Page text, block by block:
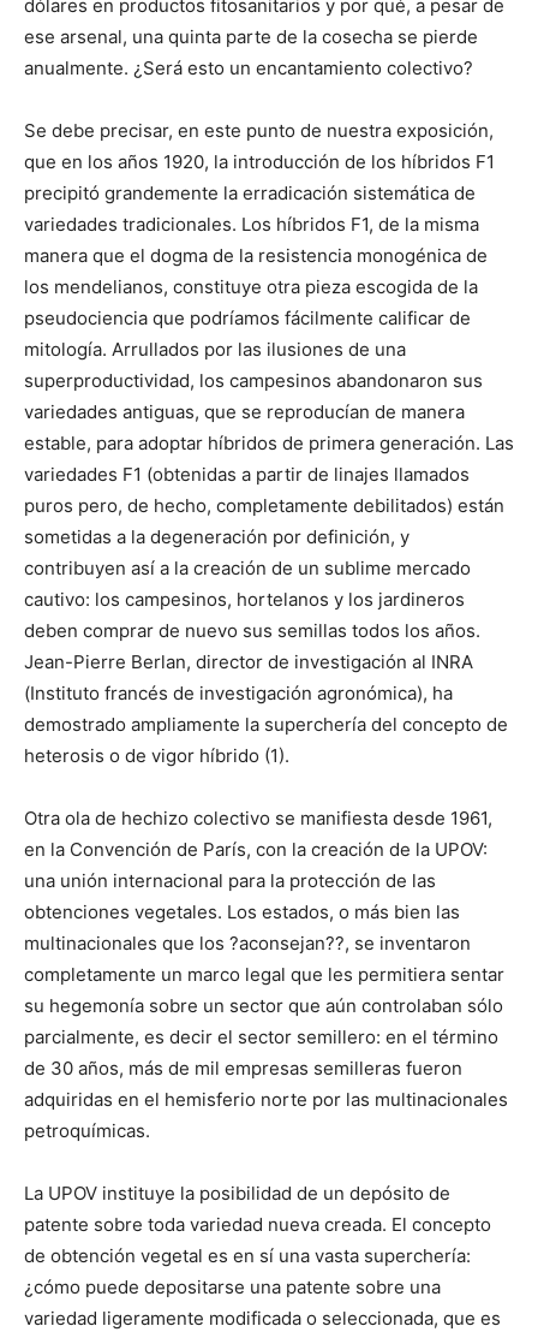
dólares en productos fitosanitarios y por qué, a pesar de
ese arsenal, una quinta parte de la cosecha se pierde
anualmente. ¿Será esto un encantamiento colectivo?
Se debe precisar, en este punto de nuestra exposición,
que en los años 1920, la introducción de los híbridos F1
precipitó grandemente la erradicación sistemática de
variedades tradicionales. Los híbridos F1, de la misma
manera que el dogma de la resistencia monogénica de
los mendelianos, constituye otra pieza escogida de la
pseudociencia que podríamos fácilmente calificar de
mitología. Arrullados por las ilusiones de una
superproductividad, los campesinos abandonaron sus
variedades antiguas, que se reproducían de manera
estable, para adoptar híbridos de primera generación. Las
variedades F1 (obtenidas a partir de linajes llamados
puros pero, de hecho, completamente debilitados) están
sometidas a la degeneración por definición, y
contribuyen así a la creación de un sublime mercado
cautivo: los campesinos, hortelanos y los jardineros
deben comprar de nuevo sus semillas todos los años.
Jean-Pierre Berlan, director de investigación al INRA
(Instituto francés de investigación agronómica), ha
demostrado ampliamente la superchería del concepto de
heterosis o de vigor híbrido (1).
Otra ola de hechizo colectivo se manifiesta desde 1961,
en la Convención de París, con la creación de la UPOV:
una unión internacional para la protección de las
obtenciones vegetales. Los estados, o más bien las
multinacionales que los ?aconsejan??, se inventaron
completamente un marco legal que les permitiera sentar
su hegemonía sobre un sector que aún controlaban sólo
parcialmente, es decir el sector semillero: en el término
de 30 años, más de mil empresas semilleras fueron
adquiridas en el hemisferio norte por las multinacionales
petroquímicas.
La UPOV instituye la posibilidad de un depósito de
patente sobre toda variedad nueva creada. El concepto
de obtención vegetal es en sí una vasta superchería:
¿cómo puede depositarse una patente sobre una
variedad ligeramente modificada o seleccionada, que es